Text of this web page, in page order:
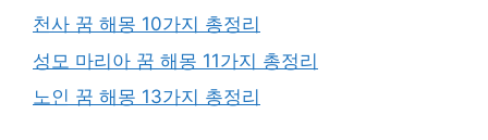
천사 꿈 해몽 10가지 총정리
성모 마리아 꿈 해몽 11가지 총정리
노인 꿈 해몽 13가지 총정리